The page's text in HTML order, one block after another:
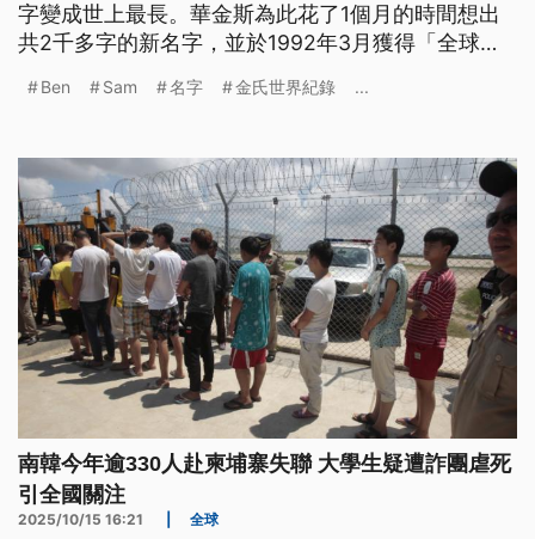
字變成世上最長。華金斯為此花了1個月的時間想出
共2千多字的新名字，並於1992年3月獲得「全球最
2310個字。近期金氏世界紀錄官方重新計算後，把
「全球最長個人姓名」。
Ben Sam 名字 金氏世界紀錄 ...
南韓今年逾330人赴柬埔寨失聯 大學生疑遭詐團虐死
引全國關注
2025/10/15 16:21 全球